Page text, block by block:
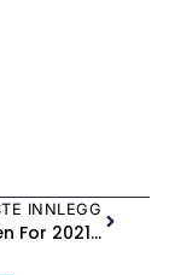
INNLEGG
HELE Momsen For 2021 Tilbakebetales